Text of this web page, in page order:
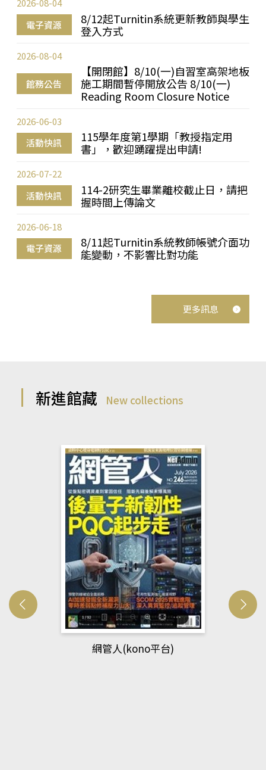
電子資源
8/12起Turnitin系統更新教師與學生
登入方式
2026-08-04
館務公告
【開閉館】8/10(一)自習室高架地板
施工期間暫停開放公告 8/10(一)
Reading Room Closure Notice
2026-08-04
活動快訊
115學年度第1學期「教授指定用
書」，歡迎踴躍提出申請!
2026-06-03
活動快訊
114-2研究生畢業離校截止日，請把
握時間上傳論文
2026-07-22
電子資源
8/11起Turnitin系統教師帳號介面功
能變動，不影響比對功能
2026-06-18
更多訊息
新進館藏 New collections
網管人(kono平台)